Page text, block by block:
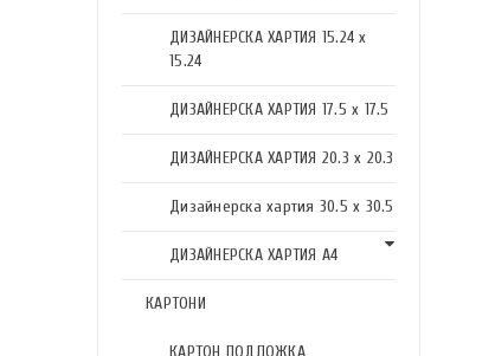
ДИЗАЙНЕРСКА ХАРТИЯ 15.24 x
15.24
ДИЗАЙНЕРСКА ХАРТИЯ 17.5 х 17.5
ДИЗАЙНЕРСКА ХАРТИЯ 20.3 х 20.3
Дизайнерска хартия 30.5 х 30.5
ДИЗАЙНЕРСКА ХАРТИЯ А4
КАРТОНИ
КАРТОН ПОДЛОЖКА